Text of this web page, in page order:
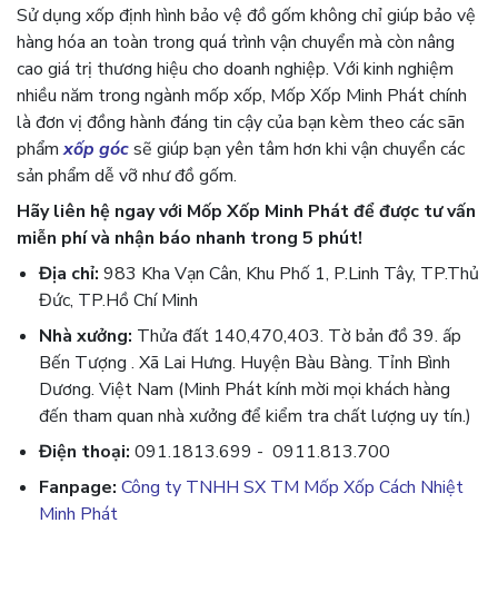
Sử dụng xốp định hình bảo vệ đồ gốm không chỉ giúp bảo vệ
hàng hóa an toàn trong quá trình vận chuyển mà còn nâng
cao giá trị thương hiệu cho doanh nghiệp. Với kinh nghiệm
nhiều năm trong ngành mốp xốp, Mốp Xốp Minh Phát chính
là đơn vị đồng hành đáng tin cậy của bạn kèm theo các sãn
phẩmxốp gócsẽ giúp bạn yên tâm hơn khi vận chuyển các
sản phẩm dễ vỡ như đồ gốm.
Hãy liên hệ ngay với Mốp Xốp Minh Phát để được tư vấn
miễn phí và nhận báo nhanh trong 5 phút!
Địa chỉ: 983 Kha Vạn Cân, Khu Phố 1, P.Linh Tây, TP.Thủ
Đức, TP.Hồ Chí Minh
Nhà xưởng: Thửa đất 140,470,403. Tờ bản đồ 39. ấp
Bến Tượng . Xã Lai Hưng. Huyện Bàu Bàng. Tỉnh Bình
Dương. Việt Nam (Minh Phát kính mời mọi khách hàng
đến tham quan nhà xưởng để kiểm tra chất lượng uy tín.)
Điện thoại: 091.1813.699 - 0911.813.700
Fanpage: Công ty TNHH SX TM Mốp Xốp Cách Nhiệt
Minh Phát